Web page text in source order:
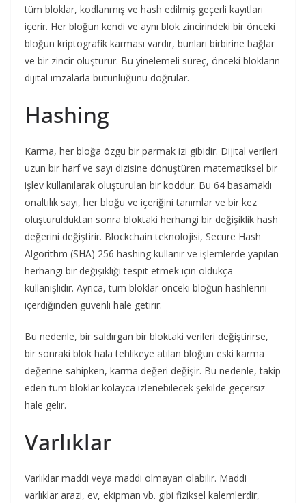
tüm bloklar, kodlanmış ve hash edilmiş geçerli kayıtları
içerir. Her bloğun kendi ve aynı blok zincirindeki bir önceki
bloğun kriptografik karması vardır, bunları birbirine bağlar
ve bir zincir oluşturur. Bu yinelemeli süreç, önceki blokların
dijital imzalarla bütünlüğünü doğrular.
Hashing
Karma, her bloğa özgü bir parmak izi gibidir. Dijital verileri
uzun bir harf ve sayı dizisine dönüştüren matematiksel bir
işlev kullanılarak oluşturulan bir koddur. Bu 64 basamaklı
onaltılık sayı, her bloğu ve içeriğini tanımlar ve bir kez
oluşturulduktan sonra bloktaki herhangi bir değişiklik hash
değerini değiştirir. Blockchain teknolojisi, Secure Hash
Algorithm (SHA) 256 hashing kullanır ve işlemlerde yapılan
herhangi bir değişikliği tespit etmek için oldukça
kullanışlıdır. Ayrıca, tüm bloklar önceki bloğun hashlerini
içerdiğinden güvenli hale getirir.
Bu nedenle, bir saldırgan bir bloktaki verileri değiştirirse,
bir sonraki blok hala tehlikeye atılan bloğun eski karma
değerine sahipken, karma değeri değişir. Bu nedenle, takip
eden tüm bloklar kolayca izlenebilecek şekilde geçersiz
hale gelir.
Varlıklar
Varlıklar maddi veya maddi olmayan olabilir. Maddi
varlıklar arazi, ev, ekipman vb. gibi fiziksel kalemlerdir,